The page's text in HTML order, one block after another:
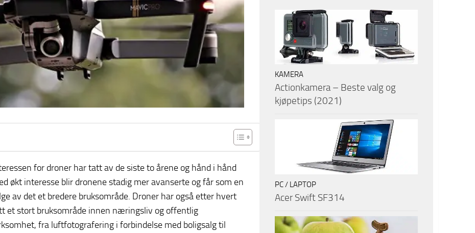
for droner har tatt av de siste to årene og hånd i hånd
økt interesse blir dronene stadig mer avanserte og får som en
av det et bredere bruksområde. Droner har også etter hvert
et stort bruksområde innen næringsliv og offentlig
fra luftfotografering i forbindelse med boligsalg til
KAMERA
Actionkamera – Beste valg og
kjøpetips (2021)
PC / LAPTOP
Acer Swift SF314